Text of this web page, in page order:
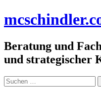
Inhalt
mcschindler
Beratung und
und strategischer
Suchen
nach: